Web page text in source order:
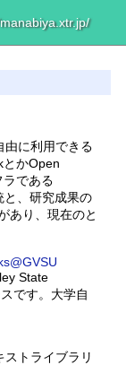
由に利用できる
とかOpen
である
、研究成果の
あり、現在のと
State
です。大学自
トライブラリ